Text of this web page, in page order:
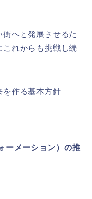
へと発展させるた
これからも挑戦し続
を作る基本方針
ーメーション）の推